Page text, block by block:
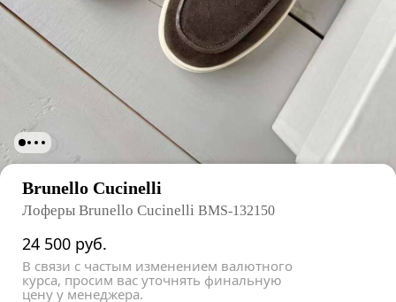
Brunello Cucinelli
Лоферы Brunello Cucinelli BMS-132150
24 500 руб.
В связи с частым изменением валютного
курса, просим вас уточнять финальную
цену у менеджера.